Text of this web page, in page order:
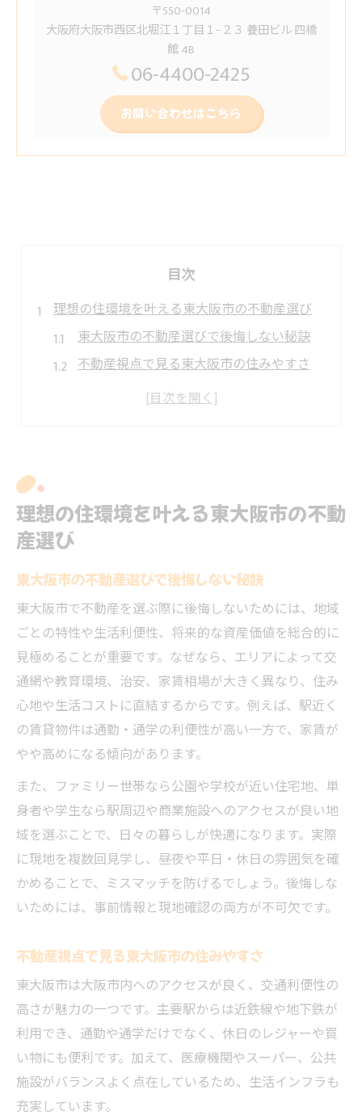
〒550-0014
大阪府大阪市西区北堀江１丁目１−２３ 養田ビル 四橋
館 4B
06-4400-2425
お問い合わせはこちら
目次
理想の住環境を叶える東大阪市の不動産選び
東大阪市の不動産選びで後悔しない秘訣
不動産視点で見る東大阪市の住みやすさ
東大阪の不動産会社選びの重要ポイント
不動産選びが住み心地に与える影響とは
東大阪市の不動産で叶う快適な暮らし方
東大阪不動産屋の評判と選び方ガイド
住み心地を高める不動産物件の特徴集
多彩な街の特徴から見る東大阪市不動産の魅力
東大阪市の街ごとに違う不動産の魅力発見
不動産視点で見る東大阪市の街の個性
街の特徴を活かす不動産選びのポイント
東大阪市の不動産エリア別住み心地比較
不動産会社と巡る街の魅力再発見術
生活導線と利便性を重視する不動産選びのコツ
生活導線重視の不動産物件選び方ガイド
利便性で選ぶ東大阪市の不動産探し術
不動産会社おすすめの生活しやすい街
不動産選びで重視すべき通勤通学の便利さ
将来も安心できる東大阪市の住まいポイント
将来を見据えた不動産選びの重要視点
東大阪市不動産の資産価値と安定性比較
不動産売買時の注意点と将来性の見方
長く住める不動産物件の選び方を解説
不動産屋が教える将来も安心な住まい選定
理想の住環境を叶える東大阪市の不動
産選び
東大阪市の不動産選びで後悔しない秘訣
東大阪市で不動産を選ぶ際に後悔しないためには、地域
ごとの特性や生活利便性、将来的な資産価値を総合的に
見極めることが重要です。なぜなら、エリアによって交
通網や教育環境、治安、家賃相場が大きく異なり、住み
心地や生活コストに直結するからです。例えば、駅近く
の賃貸物件は通勤・通学の利便性が高い一方で、家賃が
やや高めになる傾向があります。
また、ファミリー世帯なら公園や学校が近い住宅地、単
身者や学生なら駅周辺や商業施設へのアクセスが良い地
域を選ぶことで、日々の暮らしが快適になります。実際
に現地を複数回見学し、昼夜や平日・休日の雰囲気を確
かめることで、ミスマッチを防げるでしょう。後悔しな
いためには、事前情報と現地確認の両方が不可欠です。
不動産視点で見る東大阪市の住みやすさ
東大阪市は大阪市内へのアクセスが良く、交通利便性の
高さが魅力の一つです。主要駅からは近鉄線や地下鉄が
利用でき、通勤や通学だけでなく、休日のレジャーや買
い物にも便利です。加えて、医療機関やスーパー、公共
施設がバランスよく点在しているため、生活インフラも
充実しています。